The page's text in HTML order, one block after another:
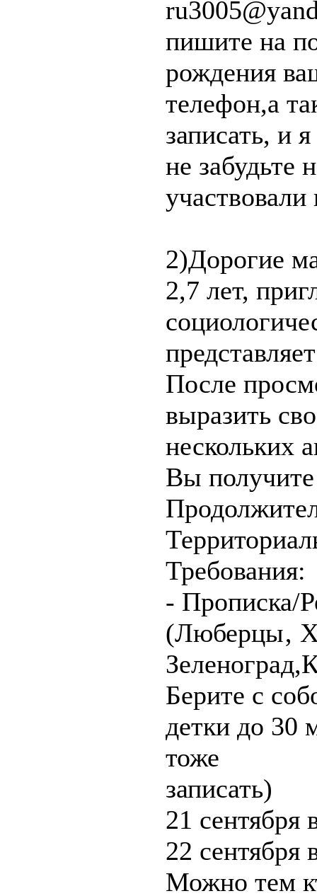
пишите на
рождения
телефон,а
записать, и
не забудьте
участвовали
2)Дорогие
2,7 лет,
После
выразить
нескольких
Вы
Требования:
- Прописка/
(Люберцы‚
Берите с
детки до 30
тоже
записать)
21 сентября
22 сентября
Можно тем